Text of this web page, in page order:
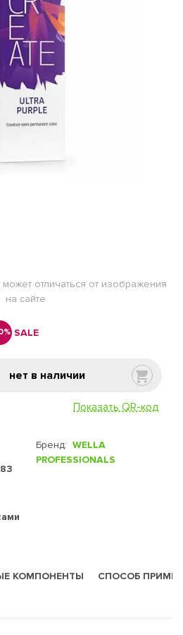
отличаться от изображения
на сайте
SALE
нет в наличии
Показать QR-код
Бренд: WELLA
PROFESSIONALS
КОМПОНЕНТЫ СПОСОБ